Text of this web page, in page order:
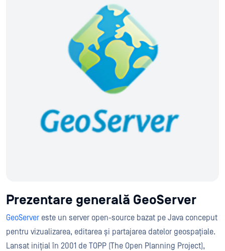
Prezentare generală GeoServer
GeoServer este un server open-source bazat pe Java conceput
pentru vizualizarea, editarea și partajarea datelor geospațiale.
Lansat inițial în 2001 de TOPP (The Open Planning Project),